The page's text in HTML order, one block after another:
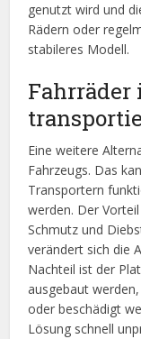
genutzt wird und
Rädern oder
stabileres Modell.
Eine weitere
Fahrzeugs. Das
Transportern
werden. Der
Schmutz und
verändert sich die
Nachteil ist der
ausgebaut
oder beschädigt
Lösung schnell